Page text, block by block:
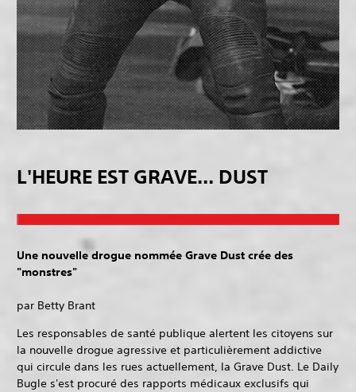
L'HEURE EST GRAVE... DUST
Une nouvelle drogue nommée Grave Dust crée des
"monstres"
par Betty Brant
Les responsables de santé publique alertent les citoyens sur
la nouvelle drogue agressive et particulièrement addictive
qui circule dans les rues actuellement, la Grave Dust. Le Daily
Bugle s'est procuré des rapports médicaux exclusifs qui